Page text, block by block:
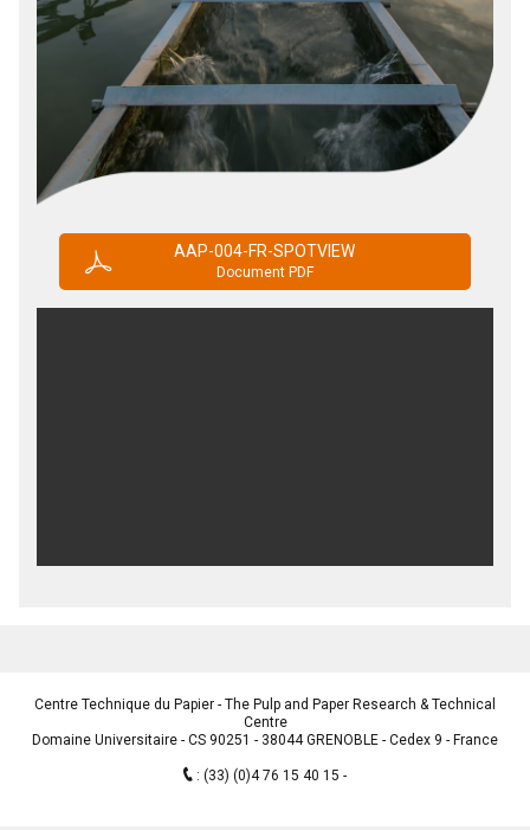
AAP-004-FR-SPOTVIEW
Document PDF
Centre Technique du Papier - The Pulp and Paper Research & Technical
Centre
Domaine Universitaire - CS 90251 - 38044 GRENOBLE - Cedex 9 - France
: (33) (0)4 76 15 40 15